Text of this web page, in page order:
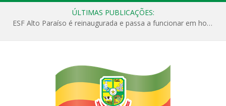
ÚLTIMAS PUBLICAÇÕES:
ESF Alto Paraíso é reinaugurada e passa a funcionar em horário estendido